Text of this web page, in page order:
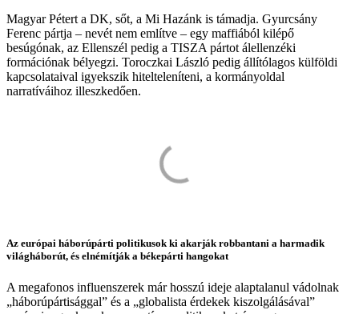
Magyar Pétert a DK, sőt, a Mi Hazánk is támadja. Gyurcsány
Ferenc pártja – nevét nem említve – egy maffiából kilépő
besúgónak, az Ellenszél pedig a TISZA pártot álellenzéki
formációnak bélyegzi. Toroczkai László pedig állítólagos külföldi
kapcsolataival igyekszik hitelteleníteni, a kormányoldal
narratíváihoz illeszkedően.
Az európai háborúpárti politikusok ki akarják robbantani a harmadik
világháborút, és elnémítják a békepárti hangokat
A megafonos influenszerek már hosszú ideje alaptalanul vádolnak
„háborúpártisággal” és a „globalista érdekek kiszolgálásával”